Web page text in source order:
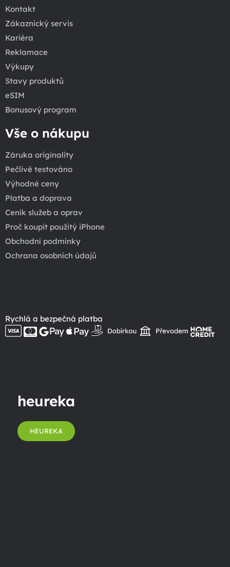
Kontakt
Zákaznický servis
Kariéra
Reklamace
Výkupy
Stavy produktů
eSIM
Bonusový program
Vše o nákupu
Záruka originality
Pečlivě testováno
Výhodné ceny
Platba a doprava
Ceník služeb a oprav
Proč koupit použitý iPhone
Obchodní podmínky
Ochrana osobních údajů
Rychlá a bezpečná platba
heureka
HEUREKA